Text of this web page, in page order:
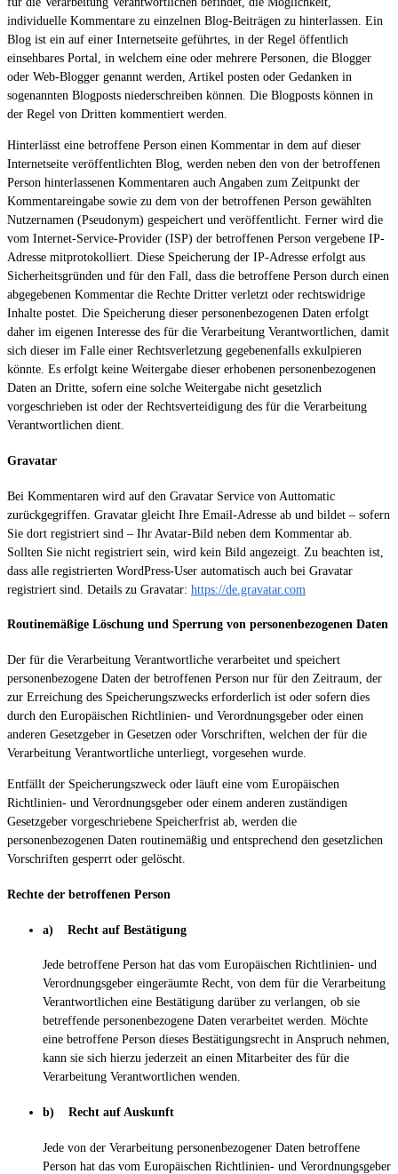
individuelle Kommentare zu einzelnen Blog-Beiträgen zu hinterlassen. Ein
Blog ist ein auf einer Internetseite geführtes, in der Regel öffentlich
einsehbares Portal, in welchem eine oder mehrere Personen, die Blogger
oder Web-Blogger genannt werden, Artikel posten oder Gedanken in
sogenannten Blogposts niederschreiben können. Die Blogposts können in
der Regel von Dritten kommentiert werden.
Hinterlässt eine betroffene Person einen Kommentar in dem auf dieser
Internetseite veröffentlichten Blog, werden neben den von der betroffenen
Person hinterlassenen Kommentaren auch Angaben zum Zeitpunkt der
Kommentareingabe sowie zu dem von der betroffenen Person gewählten
Nutzernamen (Pseudonym) gespeichert und veröffentlicht. Ferner wird die
vom Internet-Service-Provider (ISP) der betroffenen Person vergebene IP-
Adresse mitprotokolliert. Diese Speicherung der IP-Adresse erfolgt aus
Sicherheitsgründen und für den Fall, dass die betroffene Person durch einen
abgegebenen Kommentar die Rechte Dritter verletzt oder rechtswidrige
Inhalte postet. Die Speicherung dieser personenbezogenen Daten erfolgt
daher im eigenen Interesse des für die Verarbeitung Verantwortlichen, damit
sich dieser im Falle einer Rechtsverletzung gegebenenfalls exkulpieren
könnte. Es erfolgt keine Weitergabe dieser erhobenen personenbezogenen
Daten an Dritte, sofern eine solche Weitergabe nicht gesetzlich
vorgeschrieben ist oder der Rechtsverteidigung des für die Verarbeitung
Verantwortlichen dient.
Gravatar
Bei Kommentaren wird auf den Gravatar Service von Auttomatic
zurückgegriffen. Gravatar gleicht Ihre Email-Adresse ab und bildet – sofern
Sie dort registriert sind – Ihr Avatar-Bild neben dem Kommentar ab.
Sollten Sie nicht registriert sein, wird kein Bild angezeigt. Zu beachten ist,
dass alle registrierten WordPress-User automatisch auch bei Gravatar
registriert sind. Details zu Gravatar: https://de.gravatar.com
Routinemäßige Löschung und Sperrung von personenbezogenen Daten
Der für die Verarbeitung Verantwortliche verarbeitet und speichert
personenbezogene Daten der betroffenen Person nur für den Zeitraum, der
zur Erreichung des Speicherungszwecks erforderlich ist oder sofern dies
durch den Europäischen Richtlinien- und Verordnungsgeber oder einen
anderen Gesetzgeber in Gesetzen oder Vorschriften, welchen der für die
Verarbeitung Verantwortliche unterliegt, vorgesehen wurde.
Entfällt der Speicherungszweck oder läuft eine vom Europäischen
Richtlinien- und Verordnungsgeber oder einem anderen zuständigen
Gesetzgeber vorgeschriebene Speicherfrist ab, werden die
personenbezogenen Daten routinemäßig und entsprechend den gesetzlichen
Vorschriften gesperrt oder gelöscht.
Rechte der betroffenen Person
a) Recht auf Bestätigung
Jede betroffene Person hat das vom Europäischen Richtlinien- und
Verordnungsgeber eingeräumte Recht, von dem für die Verarbeitung
Verantwortlichen eine Bestätigung darüber zu verlangen, ob sie
betreffende personenbezogene Daten verarbeitet werden. Möchte
eine betroffene Person dieses Bestätigungsrecht in Anspruch nehmen,
kann sie sich hierzu jederzeit an einen Mitarbeiter des für die
Verarbeitung Verantwortlichen wenden.
b) Recht auf Auskunft
Jede von der Verarbeitung personenbezogener Daten betroffene
Person hat das vom Europäischen Richtlinien- und Verordnungsgeber